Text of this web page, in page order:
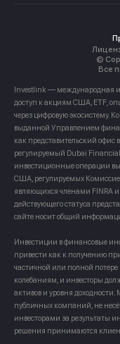
©
Все
Investlink — международная
доступ к акциям США, ETF,
через цифровую экосистему.
выданной Управлением
как представительский
регулируемый Dubai Financial
инвестиционные операции
США, регулируемых
являющихся членами FINRA и
действующего статуса
сайте носит общий
Инвестиции в финансовые
привести как к получению
частичной или полной
колебаниям, и инвесторы
активов и уровня
публичных компаний, не
инвесторами за результаты
решения принимаются